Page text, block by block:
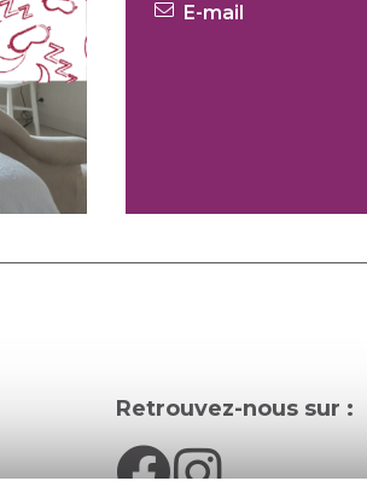
E-mail
Retrouvez-nous sur :